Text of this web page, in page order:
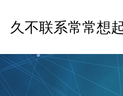
久不联系常常想